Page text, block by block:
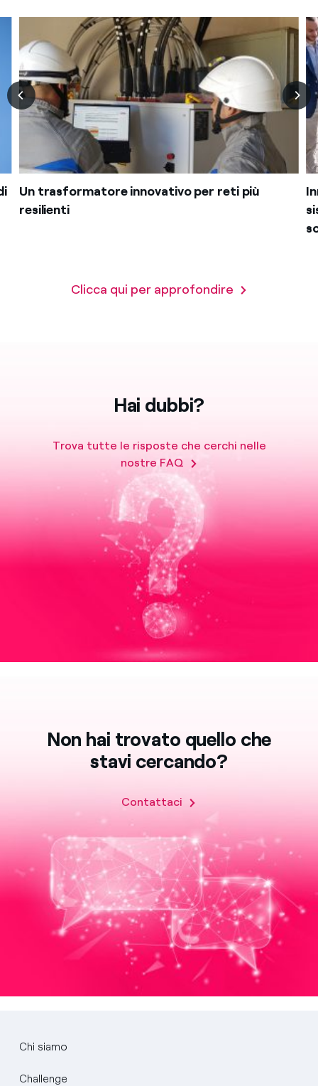
Un trasformatore innovativo per reti più
resilienti
Clicca qui per approfondire
Hai dubbi?
Trova tutte le risposte che cerchi nelle
nostre FAQ
Non hai trovato quello che
stavi cercando?
Contattaci
Chi siamo
Challenge